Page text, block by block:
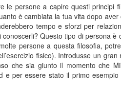
persone a capire questi principi
è cambiata la tua vita dopo
tempo e sforzi per
Questo tipo di persona
persone a questa filosofia,
fisico). Introdusse un
che sia giunto il momento che
per essere stato il primo